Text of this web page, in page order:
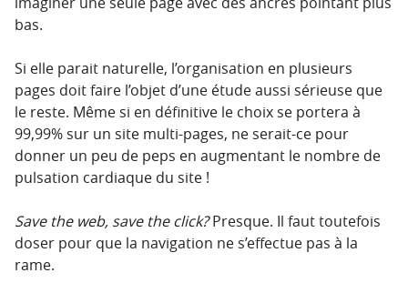
bas.
Si elle parait naturelle, l’organisation en plusieurs
pages doit faire l’objet d’une étude aussi sérieuse que
le reste. Même si en définitive le choix se portera à
99,99% sur un site multi-pages, ne serait-ce pour
donner un peu de peps en augmentant le nombre de
pulsation cardiaque du site !
Save the web, save the click?Presque. Il faut toutefois
doser pour que la navigation ne s’effectue pas à la
rame.